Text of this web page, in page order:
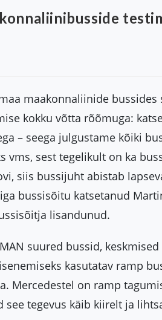
maakonnaliinide
kokku võtta rõõmuga:
– seega julgustame kõiki
sest tegelikult on ka
siis bussijuht abistab
bussisõitu katsetanud
lisandunud.
suured bussid,
kasutatav ramp
on ramp
tegevus käib kiirelt ja